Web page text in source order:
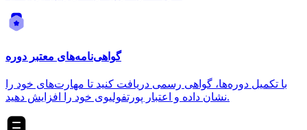
گواهی‌نامه‌های معتبر دوره
با تکمیل دوره‌ها، گواهی رسمی دریافت کنید تا مهارت‌های خود را
نشان داده و اعتبار پورتفولیوی خود را افزایش دهید.